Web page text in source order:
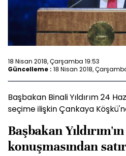
18 Nisan 2018, Çarşamba 19:53
Güncelleme : 18 Nisan 2018,
Başbakan Binali Yıldırım 24
seçime ilişkin Çankaya
Başbakan Yıldırım'ın
konuşmasından